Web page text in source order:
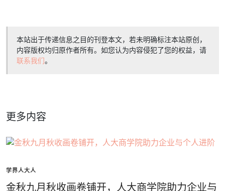
本站出于传递信息之目的刊登本文，若未明确标注本站原创，
内容版权均归原作者所有。如您认为内容侵犯了您的权益，请
联系我们。
更多内容
学界人大人
金秋九月秋收画卷铺开，人大商学院助力企业与